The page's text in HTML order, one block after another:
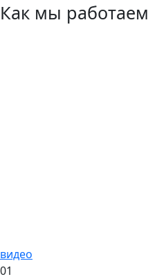
Как мы работаем
видео
01